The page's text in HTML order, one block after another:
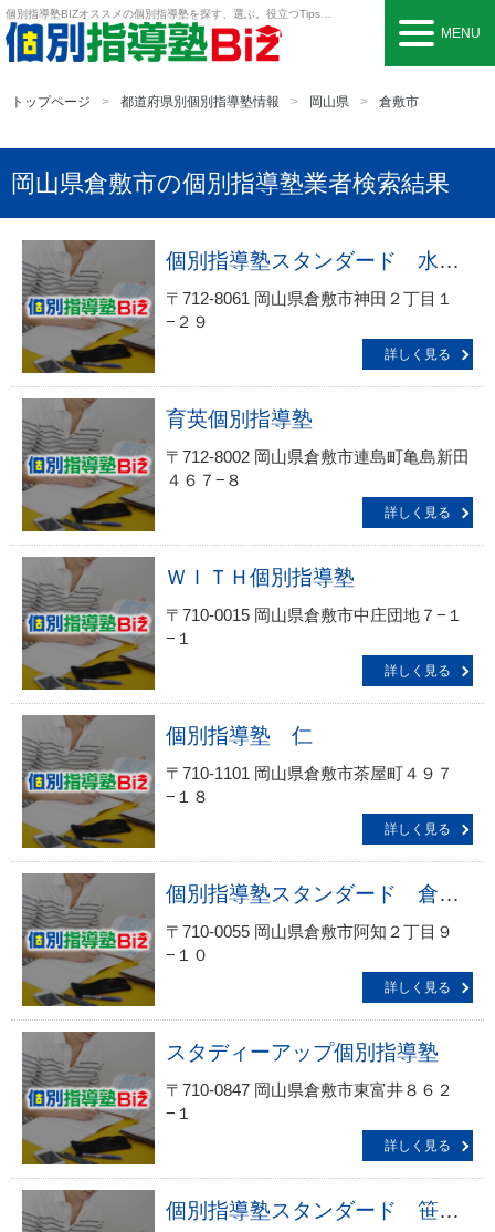
個別指導塾BIZオススメの個別指導塾を探す、選ぶ。役立つTipsも。
MENU
トップページ 都道府県別個別指導塾情報 岡山県 倉敷市
岡山県倉敷市の個別指導塾業者検索結果
個別指導塾スタンダード 水島教室
〒712-8061 岡山県倉敷市神田２丁目１
−２９
詳しく見る
育英個別指導塾
〒712-8002 岡山県倉敷市連島町亀島新田
４６７−８
詳しく見る
ＷＩＴＨ個別指導塾
〒710-0015 岡山県倉敷市中庄団地７−１
−１
詳しく見る
個別指導塾 仁
〒710-1101 岡山県倉敷市茶屋町４９７
−１８
詳しく見る
個別指導塾スタンダード 倉敷教室
〒710-0055 岡山県倉敷市阿知２丁目９
−１０
詳しく見る
スタディーアップ個別指導塾
〒710-0847 岡山県倉敷市東富井８６２
−１
詳しく見る
個別指導塾スタンダード 笹沖教室